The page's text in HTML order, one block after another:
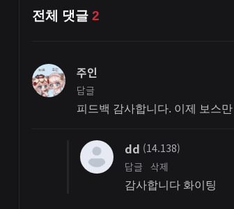
전체 댓글 2
주인
답글
피드백 감사합니다. 이제 보스
dd (14.138)
답글 삭제
감사합니다 화이팅